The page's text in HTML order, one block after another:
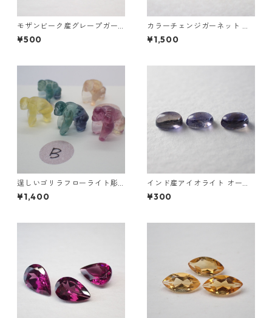
モザンビーク産グレープガー
ネット ペアシェイプカットル
ース 0.2ct前後 4mm*3mm前
¥500
カラーチェンジガーネット ラ
ウンドカットルース 0.13ct前
後 3mm前後
¥1,500
逞しいゴリラフローライト彫
刻 置物 3.5g前後 高さ15mm前
後
¥1,400
インド産アイオライト オーバ
ルカボション0.25ct前後 5mm
*3mm前後
¥300